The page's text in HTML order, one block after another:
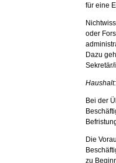
für eine
oder
Dazu
Haushalt:
Bei der
Die
zu